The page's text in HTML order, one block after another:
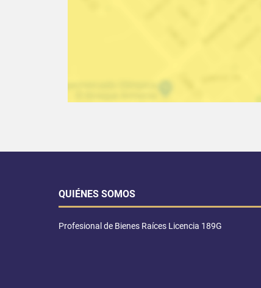
QUIÉNES SOMOS
Profesional de Bienes Raíces Licencia 189G